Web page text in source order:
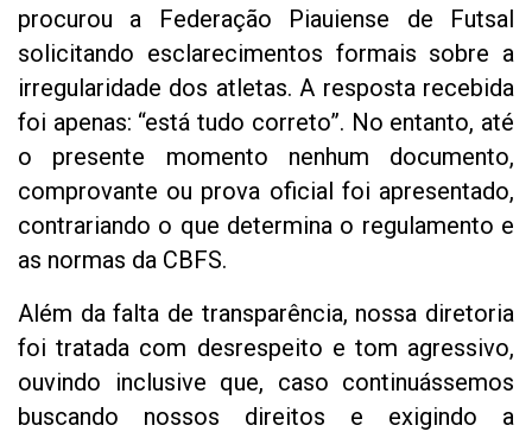
procurou a Federação Piauiense de Futsal
solicitando esclarecimentos formais sobre a
irregularidade dos atletas. A resposta recebida
foi apenas: “está tudo correto”. No entanto, até
o presente momento nenhum documento,
comprovante ou prova oficial foi apresentado,
contrariando o que determina o regulamento e
as normas da CBFS.
Além da falta de transparência, nossa diretoria
foi tratada com desrespeito e tom agressivo,
ouvindo inclusive que, caso continuássemos
buscando nossos direitos e exigindo a